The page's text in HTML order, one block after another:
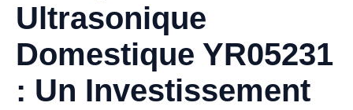
Ultrasonique
Domestique YR05231
: Un Investissement